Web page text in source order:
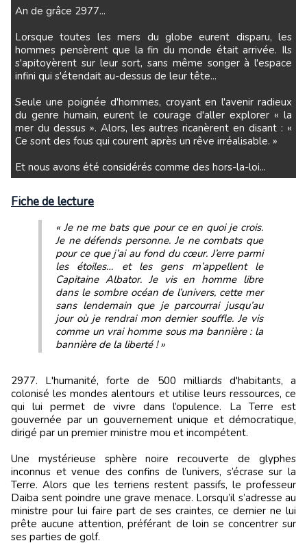
An de grâce 2977...
Lorsque toutes les mers du globe eurent disparu, les
hommes pensèrent que la fin du monde était arrivée. Ils
s'apitoyèrent sur leur sort, sans même songer à l'espace
infini qui s'étendait au-dessus de leur tête...
Seule une poignée d'hommes, croyant en l'avenir radieux
du genre humain, eurent le courage d'aller explorer « la
mer du dessus ». Alors, les autres ricanèrent en disant : «
Ce sont des fous qui courent après un rêve irréalisable. »
Et nous avons été considérés comme des hors-la-loi...
Fiche de lecture
«Je ne me bats que pour ce en quoi je crois.
Je ne défends personne. Je ne combats que
pour ce que j’ai au fond du cœur. J’erre parmi
les étoiles… et les gens m’appellent le
Capitaine Albator. Je vis en homme libre
dans le sombre océan de l’univers, cette mer
sans lendemain que je parcourrai jusqu’au
jour où je rendrai mon dernier souffle. Je vis
comme un vrai homme sous ma bannière : la
bannière de la liberté !»
2977. L'humanité, forte de 500 milliards d'habitants, a
colonisé les mondes alentours et utilise leurs ressources, ce
qui lui permet de vivre dans l’opulence. La Terre est
gouvernée par un gouvernement unique et démocratique,
dirigé par un premier ministre mou et incompétent.
Une mystérieuse sphère noire recouverte de glyphes
inconnus et venue des confins de l’univers, s’écrase sur la
Terre. Alors que les terriens restent passifs, le professeur
Daiba sent poindre une grave menace. Lorsqu’il s’adresse au
ministre pour lui faire part de ses craintes, ce dernier ne lui
prête aucune attention, préférant de loin se concentrer sur
ses parties de golf.